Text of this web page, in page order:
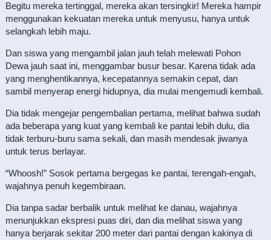
Begitu mereka tertinggal, mereka akan tersingkir! Mereka hampir
menggunakan kekuatan mereka untuk menyusu, hanya untuk
selangkah lebih maju.
Dan siswa yang mengambil jalan jauh telah melewati Pohon
Dewa jauh saat ini, menggambar busur besar. Karena tidak ada
yang menghentikannya, kecepatannya semakin cepat, dan
sambil menyerap energi hidupnya, dia mulai mengemudi kembali.
Dia tidak mengejar pengembalian pertama, melihat bahwa sudah
ada beberapa yang kuat yang kembali ke pantai lebih dulu, dia
tidak terburu-buru sama sekali, dan masih mendesak jiwanya
untuk terus berlayar.
“Whoosh!” Sosok pertama bergegas ke pantai, terengah-engah,
wajahnya penuh kegembiraan.
Dia tanpa sadar berbalik untuk melihat ke danau, wajahnya
menunjukkan ekspresi puas diri, dan dia melihat siswa yang
hanya berjarak sekitar 200 meter dari pantai dengan kakinya di